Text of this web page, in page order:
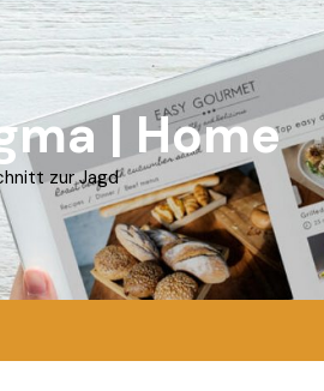
| Home
zur Jagd